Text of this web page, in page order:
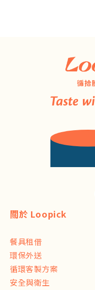
關於 Loopick
餐具租借
環保外送
循環客製方案
安全與衛生